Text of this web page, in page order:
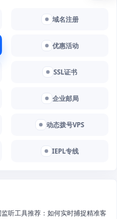
域名注册
优惠活动
SSL证书
企业邮局
动态拨号VPS
IEPL专线
听工具推荐：如何实时捕捉精准客